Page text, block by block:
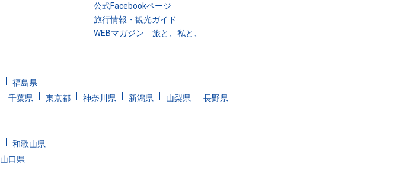
公式Facebookページ
旅行情報・観光ガイド
WEBマガジン 旅と、私と、
福島県
千葉県 東京都 神奈川県 新潟県 山梨県
長野県
和歌山県
山口県